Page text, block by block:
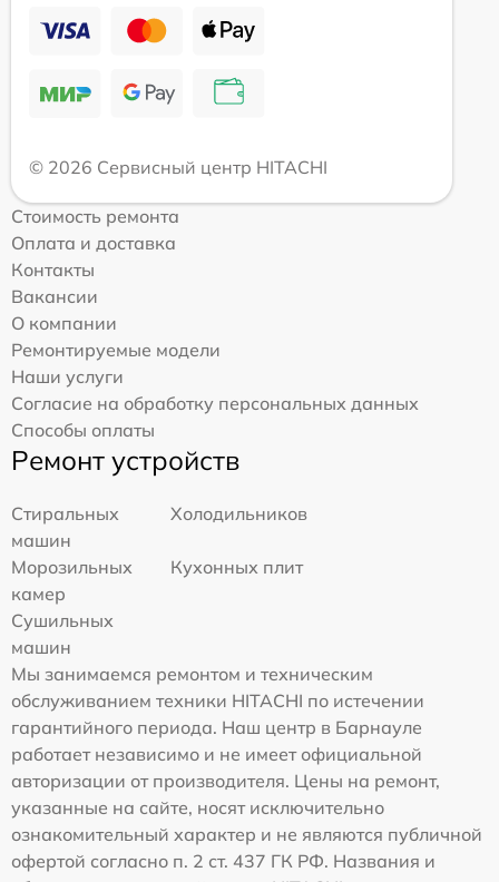
© 2026 Сервисный центр HITACHI
Стоимость ремонта
Оплата и доставка
Контакты
Вакансии
О компании
Ремонтируемые модели
Наши услуги
Согласие на обработку персональных данных
Способы оплаты
Ремонт устройств
Стиральных
машин
Холодильников
Морозильных
камер
Кухонных плит
Сушильных
машин
Мы занимаемся ремонтом и техническим
обслуживанием техники HITACHI по истечении
гарантийного периода. Наш центр в Барнауле
работает независимо и не имеет официальной
авторизации от производителя. Цены на ремонт,
указанные на сайте, носят исключительно
ознакомительный характер и не являются публичной
офертой согласно п. 2 ст. 437 ГК РФ. Названия и